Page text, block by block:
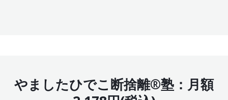
やましたひでこ断捨離®塾：月額